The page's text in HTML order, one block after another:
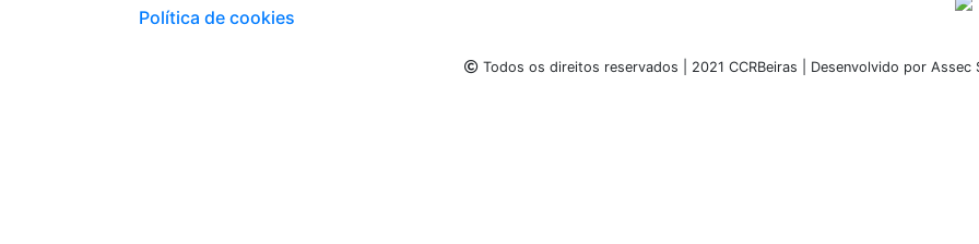
Política de cookies
Todos os direitos reservados | 2021 CCRBeiras | Desenvolvido por Assec